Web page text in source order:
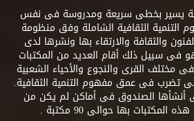
يسير بخطى سريعة ومدروسة فى نفس
التنمية الثقافية الشاملة وفق منظومة
والثقافة والارتقاء بها ونشرها لدى
فى سبيل ذلك أقام العديد من المكتبات
فى مختلف القرى والنجوع والأحياء الشعبية
تضرب فى عمق مفهوم التنمية الثقافية.
أنشأها الصندوق فى أماكن لم يكن من
المكتبات بها حوالى 90 مكتبة .